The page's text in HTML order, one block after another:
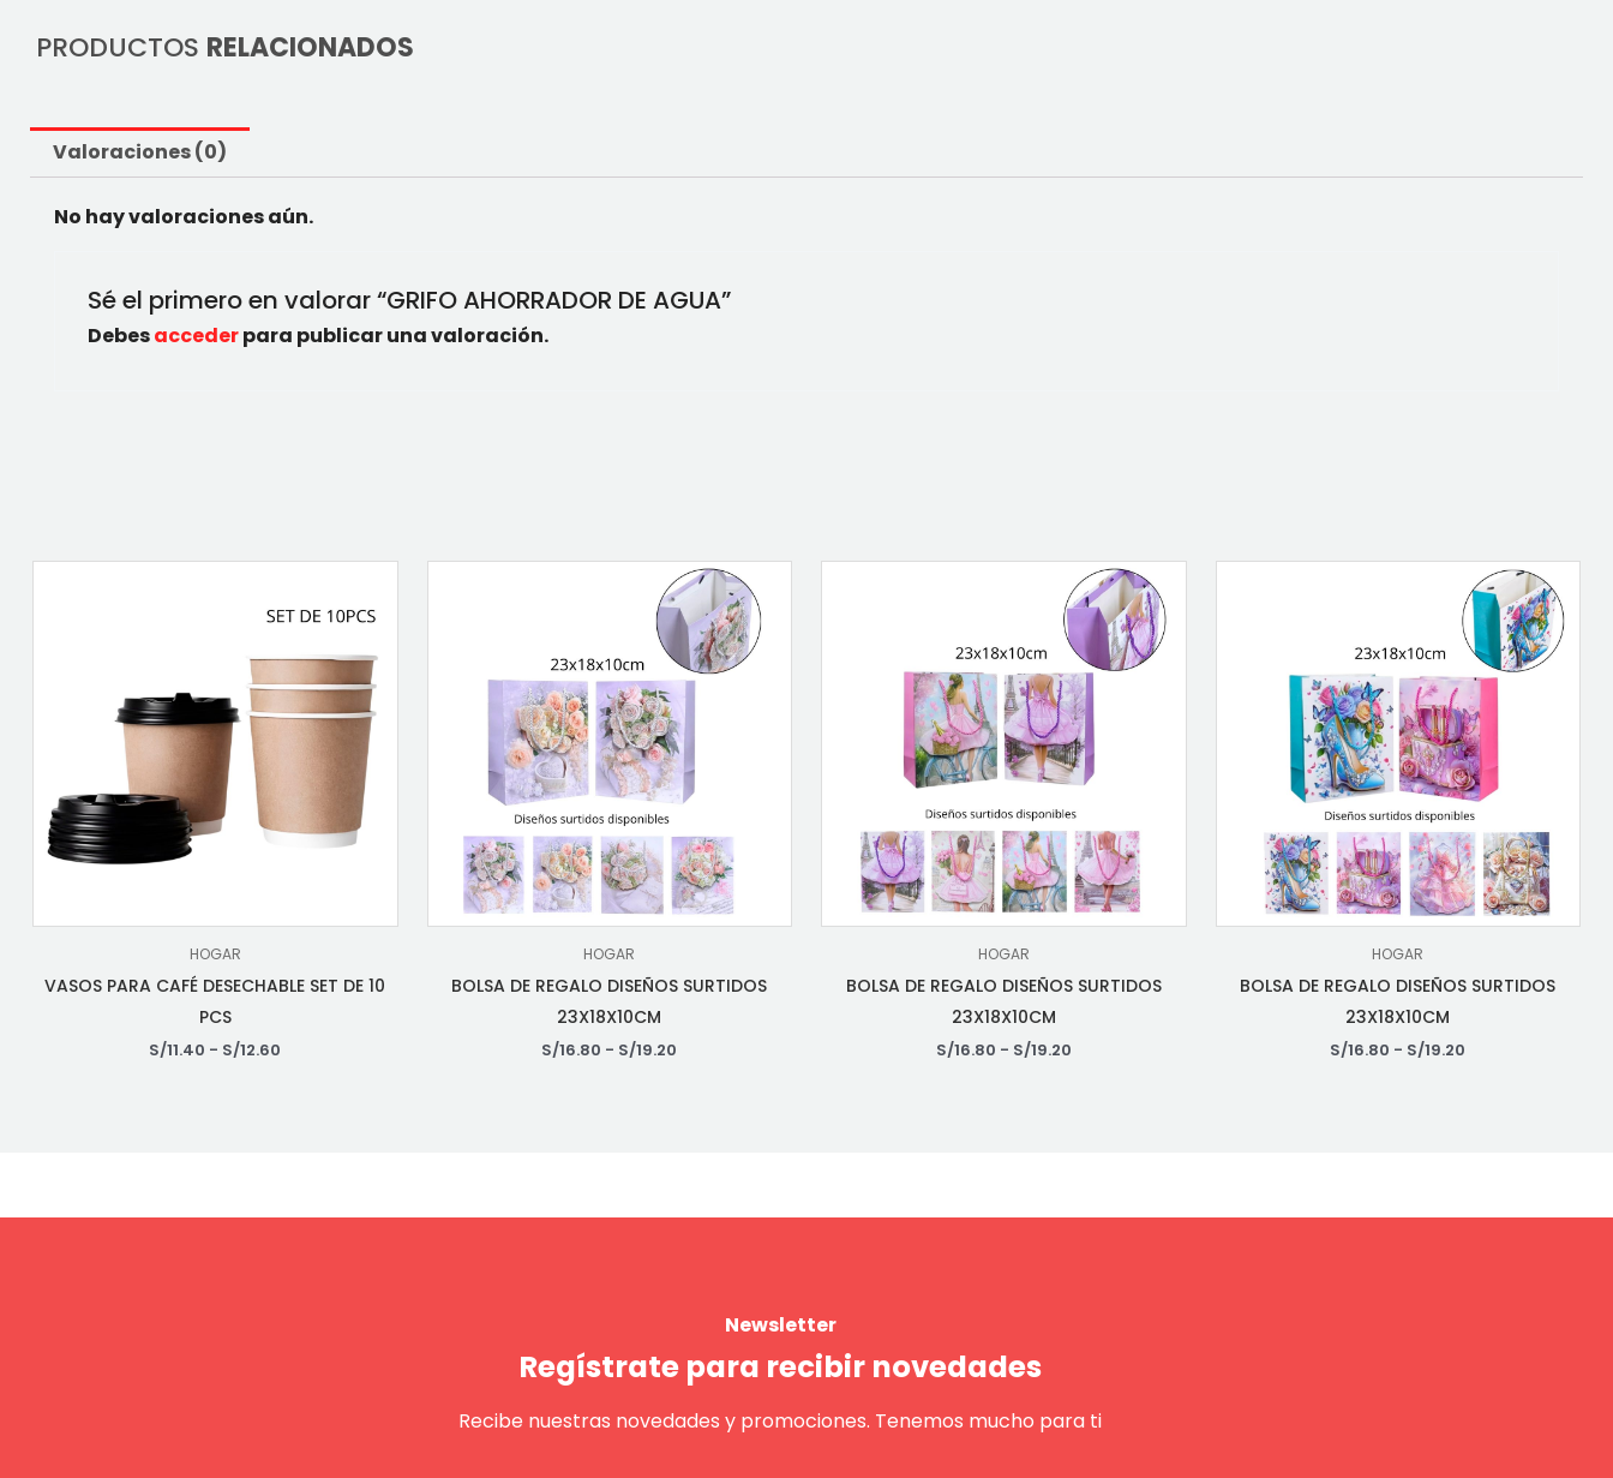
PRODUCTOS RELACIONADOS
Valoraciones (0)
No hay valoraciones aún.
Sé el primero en valorar “GRIFO AHORRADOR DE AGUA”
Debesaccederpara publicar una valoración.
HOGAR
VASOS PARA CAFÉ DESECHABLE SET DE 10
PCS
S/11.40 - S/12.60
HOGAR
BOLSA DE REGALO DISEÑOS SURTIDOS
23X18X10CM
S/16.80 - S/19.20
HOGAR
BOLSA DE REGALO DISEÑOS SURTIDOS
23X18X10CM
S/16.80 - S/19.20
HOGAR
BOLSA DE REGALO DISEÑOS SURTIDOS
23X18X10CM
S/16.80 - S/19.20
Newsletter
Regístrate para recibir novedades
Recibe nuestras novedades y promociones. Tenemos mucho para ti